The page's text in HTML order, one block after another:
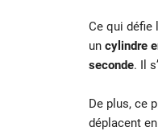
Ce qui défie
un cylindre
seconde. Il
De plus, ce
déplacent en